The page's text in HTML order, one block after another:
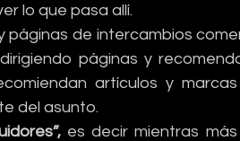
lo que pasa allí.
de intercambios
páginas y
artículos y marcas
del asunto.
es decir mientras